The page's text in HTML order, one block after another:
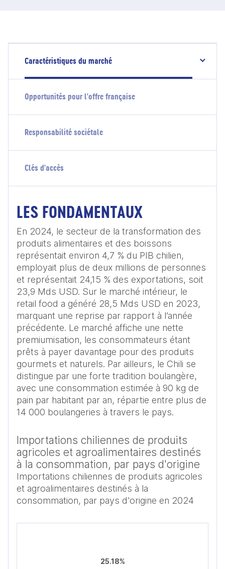
Caractéristiques du marché
Opportunités pour l'offre française
Responsabilité sociétale
Clés d'accès
LES FONDAMENTAUX
En 2024, le secteur de la transformation des
produits alimentaires et des boissons
représentait environ 4,7 % du PIB chilien,
employait plus de deux millions de personnes
et représentait 24,15 % des exportations, soit
23,9 Mds USD. Sur le marché intérieur, le
retail food a généré 28,5 Mds USD en 2023,
marquant une reprise par rapport à l’année
précédente. Le marché affiche une nette
premiumisation, les consommateurs étant
prêts à payer davantage pour des produits
gourmets et naturels. Par ailleurs, le Chili se
distingue par une forte tradition boulangère,
avec une consommation estimée à 90 kg de
pain par habitant par an, répartie entre plus de
14 000 boulangeries à travers le pays.
Importations chiliennes de produits
agricoles et agroalimentaires destinés
à la consommation, par pays d'origine
Importations chiliennes de produits agricoles
et agroalimentaires destinés à la
consommation, par pays d'origine en 2024
25.18%